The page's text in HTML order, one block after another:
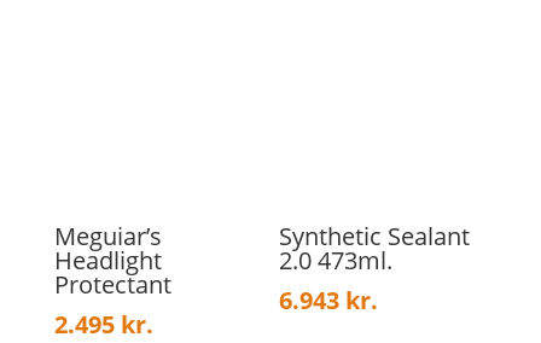
Meguiar’s
Headlight
Protectant
2.495 kr.
Synthetic Sealant
2.0 473ml.
6.943 kr.